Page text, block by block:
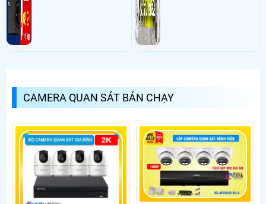
CAMERA QUAN SÁT BÁN CHẠY